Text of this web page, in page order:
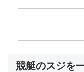
競艇のスジを